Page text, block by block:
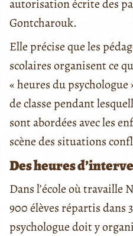
autorisation écrite des
Gontcharouk.
Elle précise que les
scolaires organisent ce
« heures du psychologue
de classe pendant
sont abordées avec les
scène des situations
Des heures
Dans l’école où travaille
900 élèves répartis dans
psychologue doit y